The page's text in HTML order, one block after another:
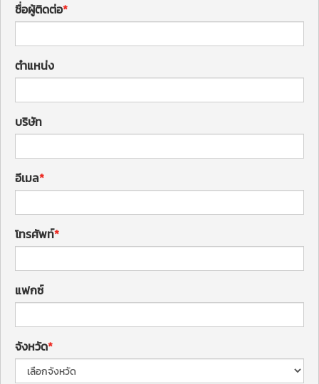
ชื่อผู้ติดต่อ
ตำแหน่ง
บริษัท
อีเมล
โทรศัพท์
แฟกซ์
จังหวัด